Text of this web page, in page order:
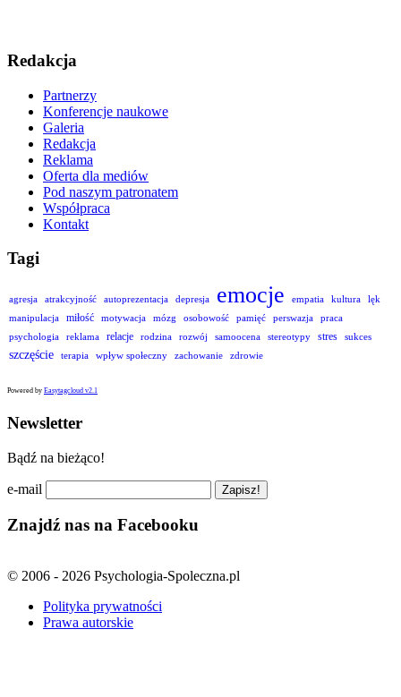
Redakcja
Partnerzy
Konferencje naukowe
Galeria
Redakcja
Reklama
Oferta dla mediów
Pod naszym patronatem
Współpraca
Kontakt
Tagi
agresja atrakcyjność autoprezentacja depresja emocje empatia kultura
lęk
manipulacja
miłość motywacja mózg osobowość pamięć perswazja
praca
psychologia
reklama relacje rodzina rozwój samoocena stereotypy stres sukces
szczęście terapia wpływ społeczny zachowanie zdrowie
Powered by Easytagcloud v2.1
Newsletter
Bądź na bieżąco!
e-mail
Znajdź nas na Facebooku
© 2006 - 2026 Psychologia-Spoleczna.pl
Polityka prywatności
Prawa autorskie